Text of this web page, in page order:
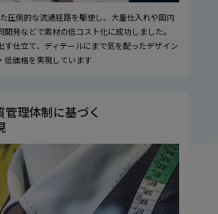
圧倒的な流通経路を駆使し、大量仕入れや国内
発などで素材の低コスト化に成功しました。
す仕立て、ディテールにまで気を配ったデザイン
低価格を実現しています
管理体制に基づく